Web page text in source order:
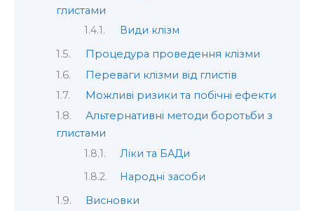
глистами
Види клізм
Процедура проведення клізми
Переваги клізми від глистів
Можливі ризики та побічні ефекти
Альтернативні методи боротьби з
глистами
Ліки та БАДи
Народні засоби
Висновки